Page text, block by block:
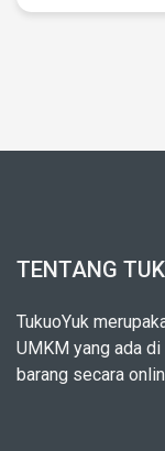
TENTANG
TukuoYuk
UMKM yang ada di
barang secara